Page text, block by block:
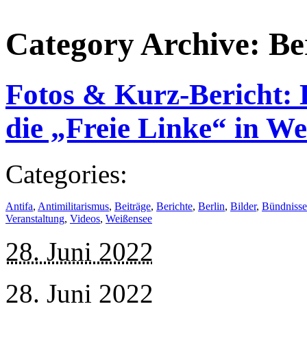
Category Archive:
Fotos & Kurz-Bericht:
die „Freie Linke“ in
Categories:
Antifa, Antimilitarismus, Beiträge, Berichte, Berlin, Bilder, Bündnisse
Veranstaltung, Videos, Weißensee
28. Juni 2022
28. Juni 2022